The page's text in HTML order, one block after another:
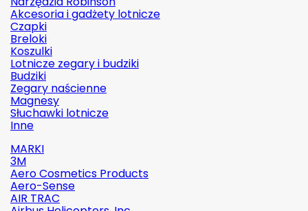
Akcesoria i gadżety lotnicze
Czapki
Breloki
Koszulki
Lotnicze zegary i budziki
Budziki
Zegary naścienne
Magnesy
Słuchawki lotnicze
Inne
MARKI
3M
Aero Cosmetics Products
Aero-Sense
AIR TRAC